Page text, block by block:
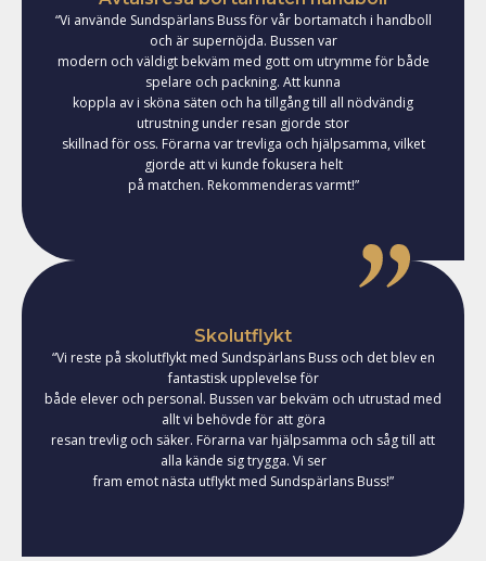
“Vi använde Sundspärlans Buss för vår bortamatch i handboll
och är supernöjda. Bussen var
modern och väldigt bekväm med gott om utrymme för både
spelare och packning. Att kunna
koppla av i sköna säten och ha tillgång till all nödvändig
utrustning under resan gjorde stor
skillnad för oss. Förarna var trevliga och hjälpsamma, vilket
gjorde att vi kunde fokusera helt
på matchen. Rekommenderas varmt!”
Skolutflykt
“Vi reste på skolutflykt med Sundspärlans Buss och det blev en
fantastisk upplevelse för
både elever och personal. Bussen var bekväm och utrustad med
allt vi behövde för att göra
resan trevlig och säker. Förarna var hjälpsamma och såg till att
alla kände sig trygga. Vi ser
fram emot nästa utflykt med Sundspärlans Buss!”